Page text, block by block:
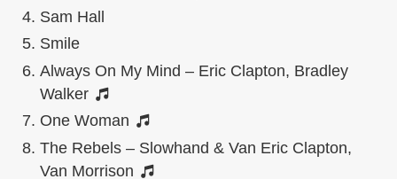
Sam Hall
Smile
Always On My Mind – Eric Clapton, Bradley
Walker
One Woman
The Rebels – Slowhand & Van Eric Clapton,
Van Morrison